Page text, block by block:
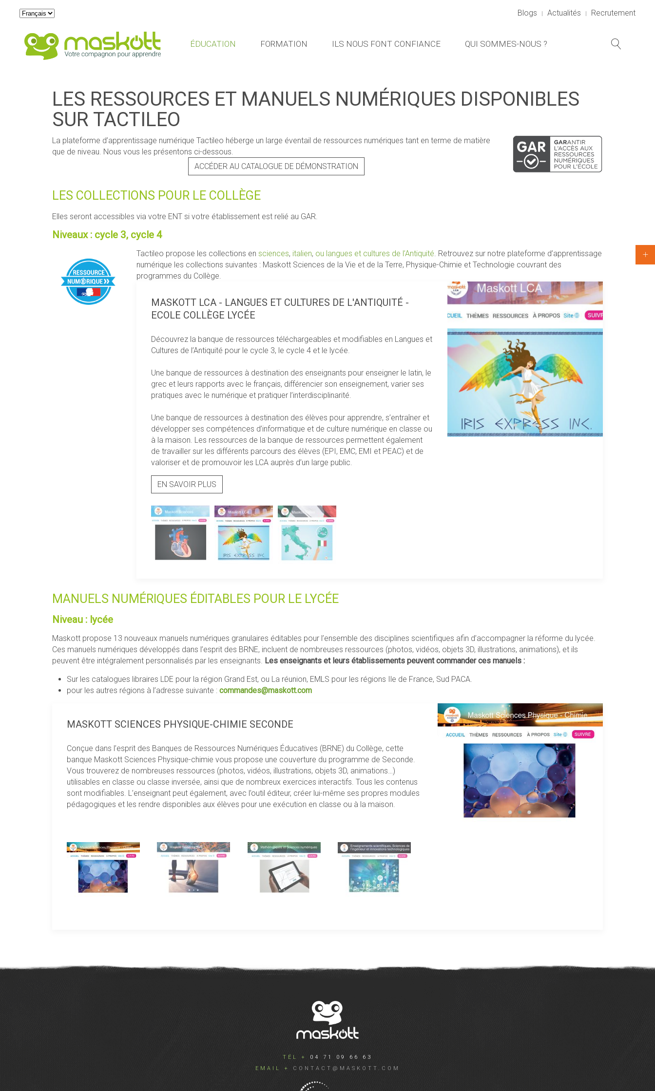
Choisir
langue
Blogs Actualités Recrutement
ÉDUCATION FORMATION ILS NOUS FONT CONFIANCE QUI SOMMES-NOUS ?
LES RESSOURCES ET MANUELS NUMÉRIQUES DISPONIBLES
SUR TACTILEO
La plateforme d’apprentissage numérique Tactileo héberge un large éventail de ressources numériques tant en terme de matière
que de niveau. Nous vous les présentons ci-dessous.
ACCÉDER AU CATALOGUE DE DÉMONSTRATION
LES COLLECTIONS POUR LE COLLÈGE
Elles seront accessibles via votre ENT si votre établissement est relié au GAR.
Niveaux : cycle 3, cycle 4
Tactileo propose les collections en sciences, italien, ou langues et cultures de l’Antiquité. Retrouvez sur notre plateforme d’apprentissage
numérique les collections suivantes : Maskott Sciences de la Vie et de la Terre, Physique-Chimie et Technologie couvrant des
programmes du Collège.
Sciences de la Vie et de la Terre
Physique-Chimie
Technologie
MASKOTT LCA - LANGUES ET CULTURES DE L'ANTIQUITÉ -
ECOLE COLLÈGE LYCÉE
Découvrez la banque de ressources téléchargeables et modifiables en Langues et
Cultures de l’Antiquité pour le cycle 3, le cycle 4 et le lycée.
Une banque de ressources à destination des enseignants pour enseigner le latin, le
grec et leurs rapports avec le français, différencier son enseignement, varier ses
pratiques avec le numérique et pratiquer l’interdisciplinarité.
Une banque de ressources à destination des élèves pour apprendre, s’entraîner et
développer ses compétences d’informatique et de culture numérique en classe ou
à la maison. Les ressources de la banque de ressources permettent également
de travailler sur les différents parcours des élèves (EPI, EMC, EMI et PEAC) et de
valoriser et de promouvoir les LCA auprès d’un large public.
EN SAVOIR PLUS
STRUCTURE
MANUELS NUMÉRIQUES ÉDITABLES POUR LE LYCÉE
Niveau : lycée
Maskott propose 13 nouveaux manuels numériques granulaires éditables pour l’ensemble des disciplines scientifiques afin d’accompagner la réforme du lycée.
Ces manuels numériques développés dans l’esprit des BRNE, incluent de nombreuses ressources (photos, vidéos, objets 3D, illustrations, animations), et ils
peuvent être intégralement personnalisés par les enseignants. Les enseignants et leurs établissements peuvent commander ces manuels :
Sur les catalogues libraires LDE pour la région Grand Est, ou La réunion, EMLS pour les régions Ile de France, Sud PACA.
pour les autres régions à l’adresse suivante : commandes@maskott.com
MASKOTT SCIENCES PHYSIQUE-CHIMIE SECONDE
Conçue dans l’esprit des Banques de Ressources Numériques Éducatives (BRNE) du Collège, cette
banque Maskott Sciences Physique-chimie vous propose une couverture du programme de Seconde.
Vous trouverez de nombreuses ressources (photos, vidéos, illustrations, objets 3D, animations…)
utilisables en classe ou classe inversée, ainsi que de nombreux exercices interactifs. Tous les contenus
sont modifiables. L’enseignant peut également, avec l’outil éditeur, créer lui-même ses propres modules
pédagogiques et les rendre disponibles aux élèves pour une exécution en classe ou à la maison.
TÉL +
04 71 09 66 63
EMAIL +
CONTACT@MASKOTT.COM